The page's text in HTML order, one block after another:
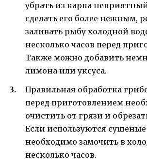
убрать из карпа
сделать его более нежным,
заливать рыбу холодной
несколько часов перед
Также можно добавить
лимона или уксуса.
Правильная обработка
перед приготовлением
очистить от грязи и
Если используются
необходимо замочить в
несколько часов.